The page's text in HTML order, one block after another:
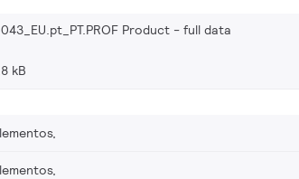
Product - full data
kB